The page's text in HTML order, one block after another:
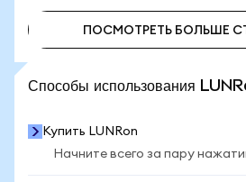
ПОСМОТРЕТЬ БОЛЬШЕ
Способы использования
Купить LUNRon
Начните всего за пару